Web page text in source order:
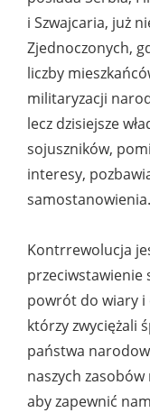
i Szwajcaria, już
Zjednoczonych,
liczby
militaryzacji
lecz dzisiejsze
sojuszników,
interesy,
samostanowienia.
Kontrrewolucja
przeciwstawienie
powrót do wiary i
którzy zwyciężali
państwa
naszych
aby zapewnić